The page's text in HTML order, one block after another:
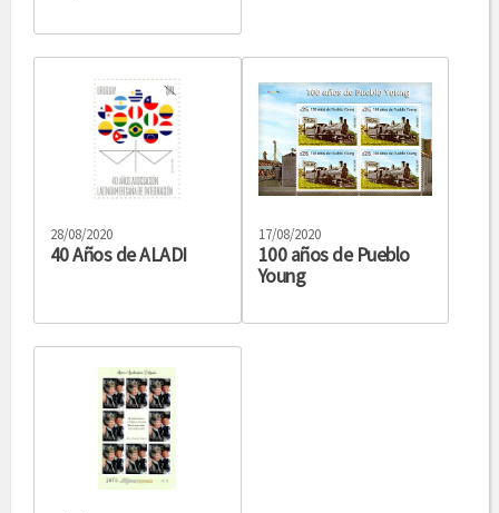
28/08/2020
40 Años de ALADI
17/08/2020
100 años de Pueblo
Young